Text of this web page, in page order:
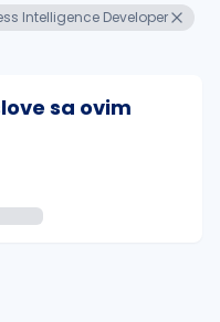
Intelligence Developer
sa ovim